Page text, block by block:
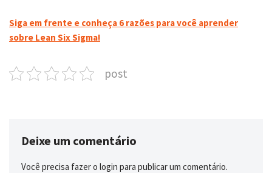
Siga em frente e conheça 6 razões para você aprender
sobre Lean Six Sigma!
post
Deixe um comentário
Você precisa fazer o login para publicar um comentário.